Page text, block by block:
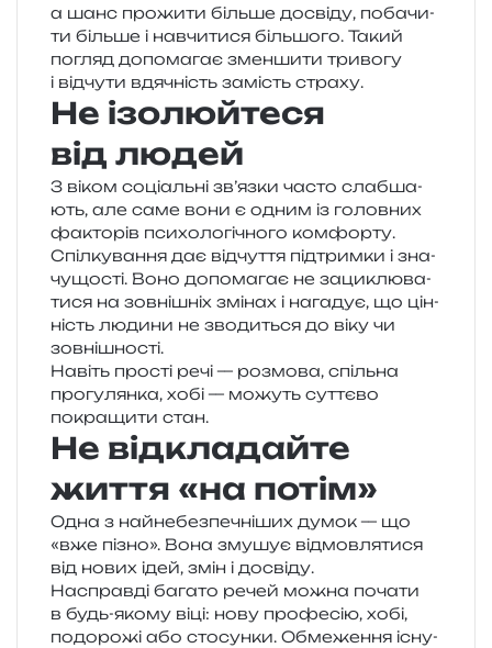
а шанс про­жи­ти біль­ше досві­ду, поба­чи­
ти біль­ше і навчи­ти­ся біль­шо­го. Такий
погляд допо­ма­гає змен­ши­ти три­во­гу
і від­чу­ти вдя­чність замість страху.
Не ізолюйтеся
від людей
З віком соці­аль­ні зв’язки часто слаб­ша­
ють, але саме вони є одним із голов­них
факто­рів пси­хо­ло­гі­чно­го комфорту.
Спілкування дає від­чу­т­тя під­трим­ки і зна­
чу­що­сті. Воно допо­ма­гає не заци­клю­ва­
ти­ся на зов­ні­шніх змі­нах і нага­дує, що цін­
ність люди­ни не зво­ди­ться до віку чи
зовнішності.
Навіть про­сті речі — роз­мо­ва, спіль­на
про­гу­лян­ка, хобі — можуть сут­тє­во
покра­щи­ти стан.
Не відкладайте
життя «на потім»
Одна з най­не­без­пе­чні­ших думок — що
«вже пізно». Вона зму­шує від­мов­ля­ти­ся
від нових ідей, змін і досвіду.
Насправді бага­то речей можна поча­ти
в будь-якому віці: нову про­фе­сію, хобі,
подо­ро­жі або сто­сун­ки. Обмеження існу­